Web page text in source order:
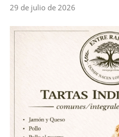
29 de julio de 2026